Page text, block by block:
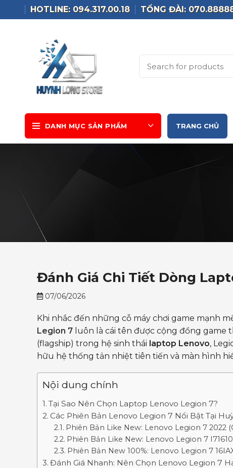
HOTLINE: 094.317.00.18 TỔNG ĐÀI:
DANH MỤC SẢN PHẨM TRANG CHỦ
Đánh Giá Chi Tiết Dòng
07/06/2026
Khi nhắc đến những cỗ máy chơi game mạnh
Legion 7 luôn là cái tên được cộng đồng game
(flagship) trong hệ sinh thái laptop Lenovo,
hữu hệ thống tản nhiệt tiên tiến và màn hình
Nội dung chính
Tại Sao Nên Chọn Laptop Lenovo Legion 7?
Các Phiên Bản Lenovo Legion 7 Nổi Bật Tại
Phiên Bản Like New: Lenovo Legion 7 2022
Phiên Bản Like New: Lenovo Legion 7
Phiên Bản New 100%: Lenovo Legion 7
Đánh Giá Nhanh: Nên Chọn Lenovo Legion 7